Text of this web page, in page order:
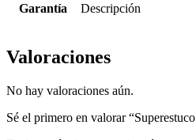
Garantía Descripción
Valoraciones
No hay valoraciones aún.
Sé el primero en valorar